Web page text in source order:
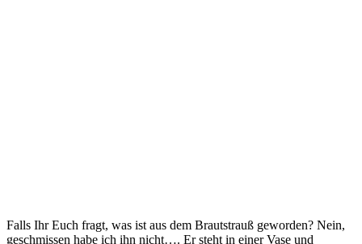
Falls Ihr Euch fragt, was ist aus dem Brautstrauß geworden? Nein,
geschmissen habe ich ihn nicht…. Er steht in einer Vase und